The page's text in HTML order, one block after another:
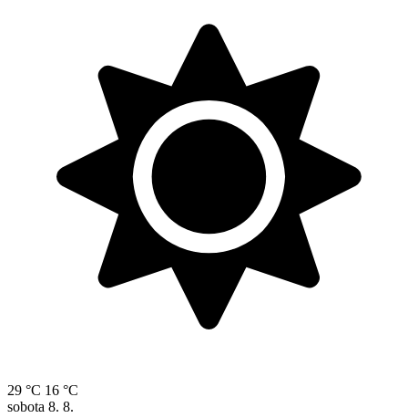
29 °C 16 °C
sobota 8. 8.